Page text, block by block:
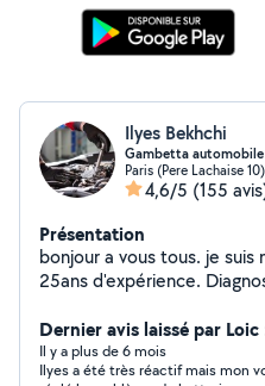
Ilyes Bekhchi
Gambetta automobile
Paris (Pere Lachaise 10)
4,6/5 (155
Présentation
bonjour a vous tous. je
25ans d'expérience.
voiture.TIKTOK (
Dernier avis laissé par
Il y a plus de 6 mois
Ilyes a été très réactif mais mon